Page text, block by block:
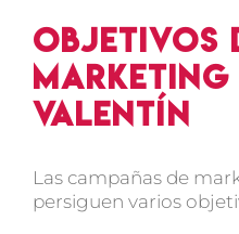
Objetivos
marketing
Valentín
Las campañas de
persiguen varios